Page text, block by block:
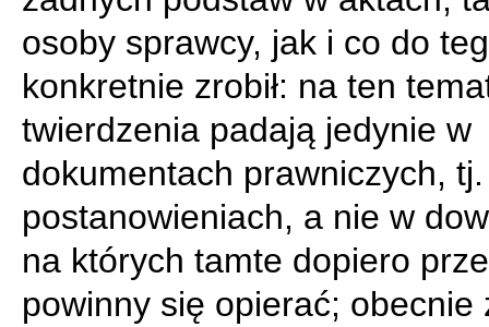
osoby sprawcy, jak i co do
konkretnie zrobił: na ten
twierdzenia padają jedynie w
dokumentach prawniczych,
postanowieniach, a nie w
na których tamte dopiero
powinny się opierać; obecnie